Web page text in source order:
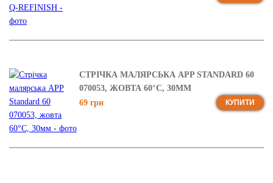
СТРІЧКА МАЛЯРСЬКА APP STANDARD 60
070053, ЖОВТА 60°C, 30ММ
69 грн
КУПИТИ